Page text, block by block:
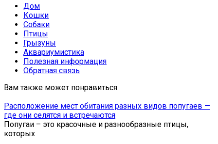
Дом
Кошки
Собаки
Птицы
Грызуны
Аквариумистика
Полезная информация
Обратная связь
Вам также может понравиться
Расположение мест обитания разных видов попугаев —
где они селятся и встречаются
Попугаи – это красочные и разнообразные птицы,
которых